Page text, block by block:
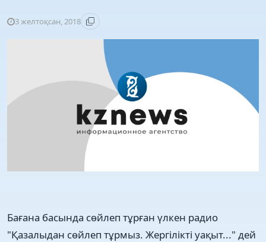
3 желтоқсан, 2018
Бағана басында сөйлеп тұрған үлкен радио
"Қазалыдан сөйлеп тұрмыз. Жергілікті уақыт..." дей